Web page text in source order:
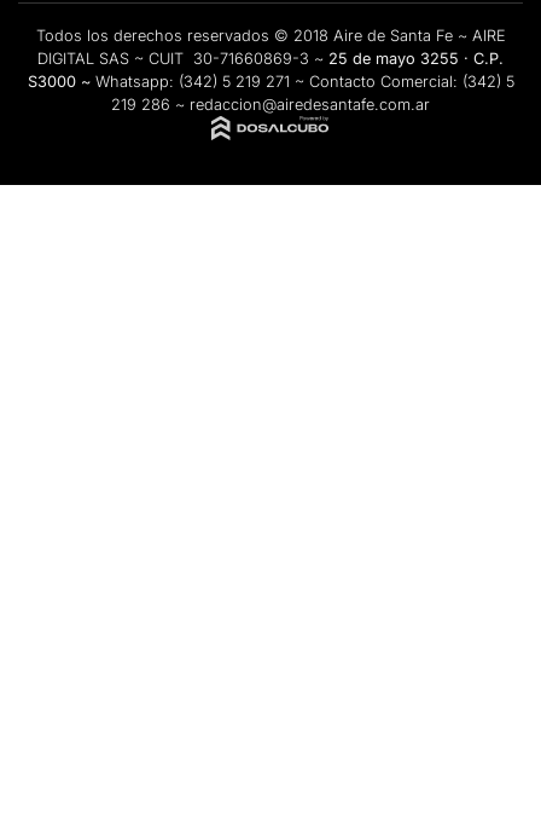
Todos los derechos reservados © 2018 Aire de Santa Fe ~ AIRE
DIGITAL SAS ~ CUIT 30-71660869-3 ~ 25 de mayo 3255 · C.P.
S3000 ~ Whatsapp: (342) 5 219 271 ~ Contacto Comercial: (342) 5
219 286 ~ redaccion@airedesantafe.com.ar